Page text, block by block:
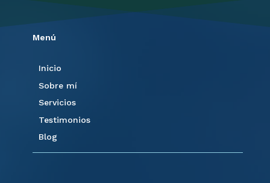
Menú
Inicio
Sobre mí
Servicios
Testimonios
Blog